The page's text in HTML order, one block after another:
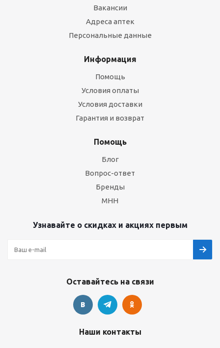
Вакансии
Адреса аптек
Персональные данные
Информация
Помощь
Условия оплаты
Условия доставки
Гарантия и возврат
Помощь
Блог
Вопрос-ответ
Бренды
МНН
Узнавайте о скидках и акциях первым
Оставайтесь на связи
Наши контакты